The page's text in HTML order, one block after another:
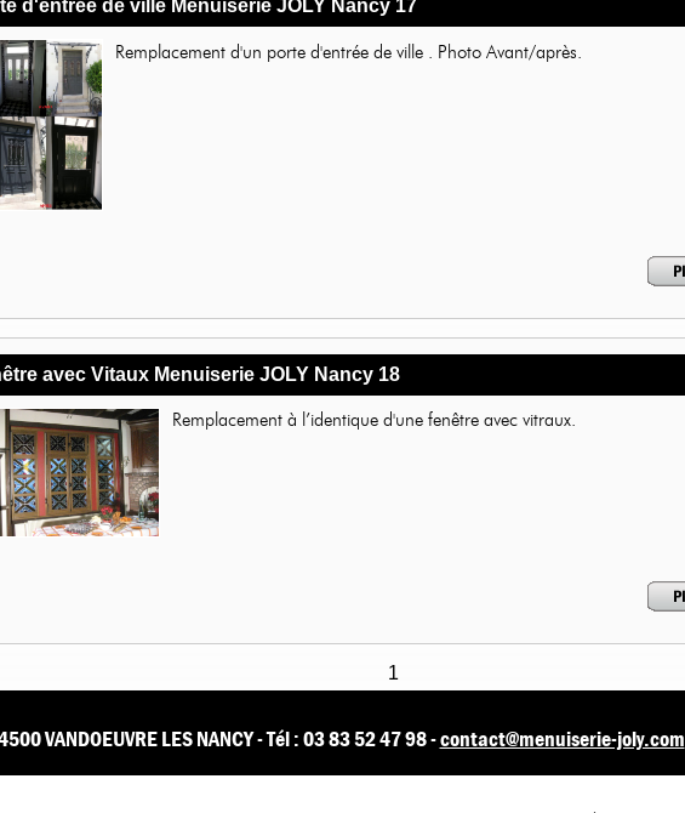
d'entrée de ville Menuiserie JOLY Nancy 17
Remplacement d'un porte d'entrée de ville . Photo Avant/après.
avec Vitaux Menuiserie JOLY Nancy 18
Remplacement à l’identique d'une fenêtre avec vitraux.
1
VANDOEUVRE LES NANCY - Tél : 03 83 52 47 98 -contact@menuiserie-joly.com